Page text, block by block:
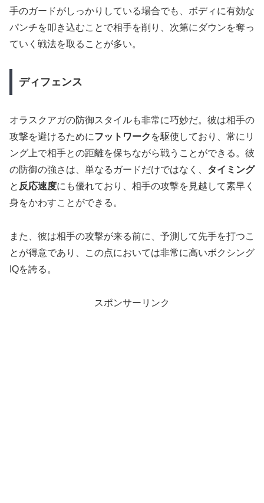
手のガードがしっかりしている場合でも、ボディに有効な
パンチを叩き込むことで相手を削り、次第にダウンを奪っ
ていく戦法を取ることが多い。
ディフェンス
オラスクアガの防御スタイルも非常に巧妙だ。彼は相手の
攻撃を避けるためにフットワーク を駆使しており、常にリ
ング上で相手との距離を保ちながら戦うことができる。彼
の防御の強さは、単なるガードだけではなく、 タイミング
と 反応速度にも優れており、相手の攻撃を見越して素早く
身をかわすことができる。
また、彼は相手の攻撃が来る前に、予測して先手を打つこ
とが得意であり、この点においては非常に高いボクシング
IQを誇る。
スポンサーリンク